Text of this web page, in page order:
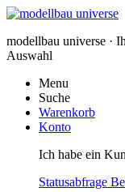
modellbau universe ·
Auswahl
Menu
Suche
Warenkorb
Konto
Ich habe ein
Statusabfrage